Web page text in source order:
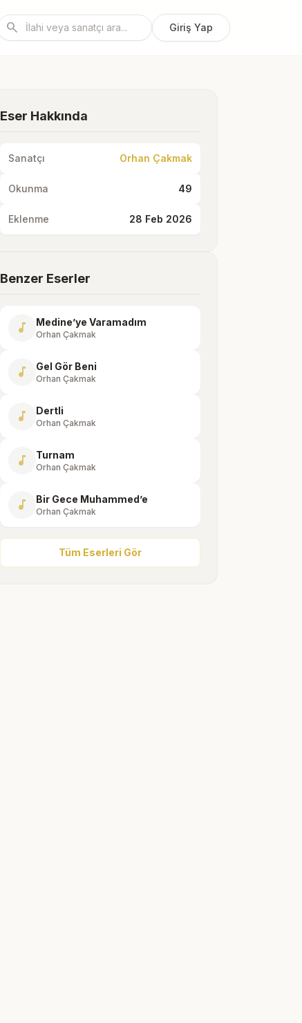
search Giriş Yap
Eser Hakkında
Sanatçı Orhan Çakmak
Okunma 49
Eklenme 28 Feb 2026
Benzer Eserler
music_note Medine’ye Varamadım
Orhan Çakmak
music_note Gel Gör Beni
Orhan Çakmak
music_note Dertli
Orhan Çakmak
music_note Turnam
Orhan Çakmak
music_note Bir Gece Muhammed’e
Orhan Çakmak
Tüm Eserleri Gör